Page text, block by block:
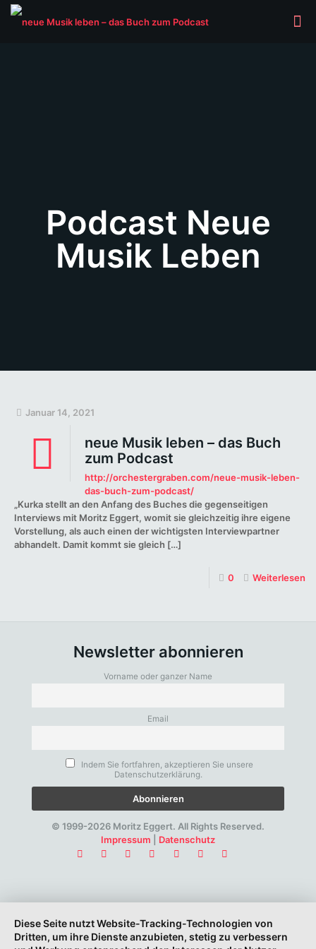
Podcast Neue
Musik Leben
Januar 14, 2021
neue Musik leben – das Buch
zum Podcast
http://orchestergraben.com/neue-musik-leben-
das-buch-zum-podcast/
„Kurka stellt an den Anfang des Buches die gegenseitigen
Interviews mit Moritz Eggert, womit sie gleichzeitig ihre eigene
Vorstellung, als auch einen der wichtigsten Interviewpartner
abhandelt. Damit kommt sie gleich […]
0 Weiterlesen
Newsletter abonnieren
Vorname oder ganzer Name
Email
Indem Sie fortfahren, akzeptieren Sie unsere
Datenschutzerklärung.
© 1999-2026 Moritz Eggert. All Rights Reserved.
Impressum
Datenschutz
Diese Seite nutzt Website-Tracking-Technologien von
Dritten, um ihre Dienste anzubieten, stetig zu verbessern